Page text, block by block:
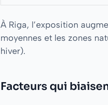
À Riga, l’exposition
moyennes et les zones
hiver).
Facteurs qui